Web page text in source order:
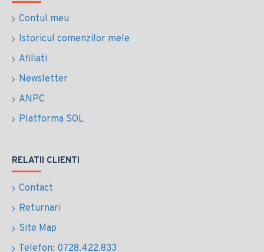
Contul meu
Istoricul comenzilor mele
Afiliati
Newsletter
ANPC
Platforma SOL
RELATII CLIENTI
Contact
Returnari
Site Map
Telefon: 0728.422.833